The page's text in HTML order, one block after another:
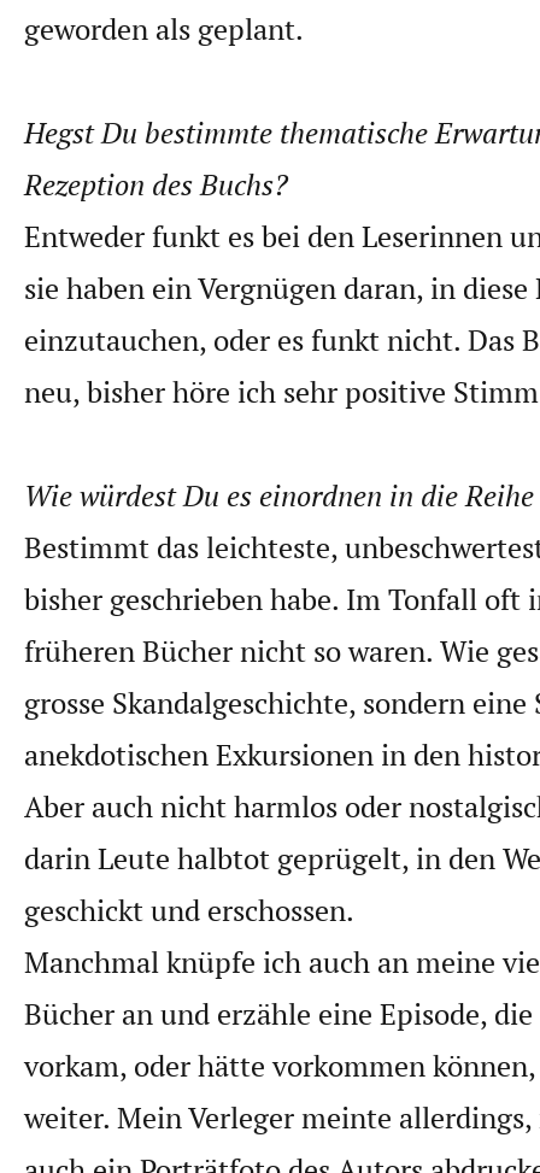
geworden als geplant.
Hegst Du bestimmte thematische
Rezeption des Buchs?
Entweder funkt es bei den Leserinnen
sie haben ein Vergnügen daran, in
einzutauchen, oder es funkt nicht. Das
neu, bisher höre ich sehr positive
Wie würdest Du es einordnen in die
Bestimmt das leichteste,
bisher geschrieben habe. Im Tonfall oft
früheren Bücher nicht so waren. Wie
grosse Skandalgeschichte, sondern eine
anekdotischen Exkursionen in den
Aber auch nicht harmlos oder
darin Leute halbtot geprügelt, in den
geschickt und erschossen.
Manchmal knüpfe ich auch an meine
Bücher an und erzähle eine Episode,
vorkam, oder hätte vorkommen
weiter. Mein Verleger meinte allerdings,